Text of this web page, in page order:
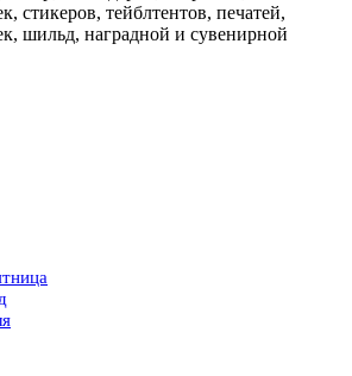
стикеров, тейблтентов, печатей,
шильд, наградной и сувенирной